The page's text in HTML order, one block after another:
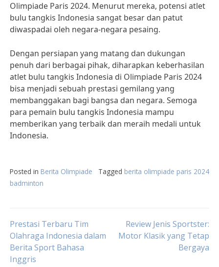
Olimpiade Paris 2024. Menurut mereka, potensi atlet
bulu tangkis Indonesia sangat besar dan patut
diwaspadai oleh negara-negara pesaing.
Dengan persiapan yang matang dan dukungan
penuh dari berbagai pihak, diharapkan keberhasilan
atlet bulu tangkis Indonesia di Olimpiade Paris 2024
bisa menjadi sebuah prestasi gemilang yang
membanggakan bagi bangsa dan negara. Semoga
para pemain bulu tangkis Indonesia mampu
memberikan yang terbaik dan meraih medali untuk
Indonesia.
Posted in Berita Olimpiade Tagged berita olimpiade paris 2024
badminton
Post
navigation
Prestasi Terbaru Tim
Olahraga Indonesia dalam
Berita Sport Bahasa
Inggris
Review Jenis Sportster:
Motor Klasik yang Tetap
Bergaya